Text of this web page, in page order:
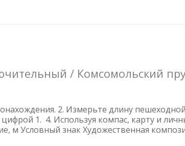
/ Комсомольский
2. Измерьте длину
1. 4. Используя компас, карту и
м Условный знак Художественная